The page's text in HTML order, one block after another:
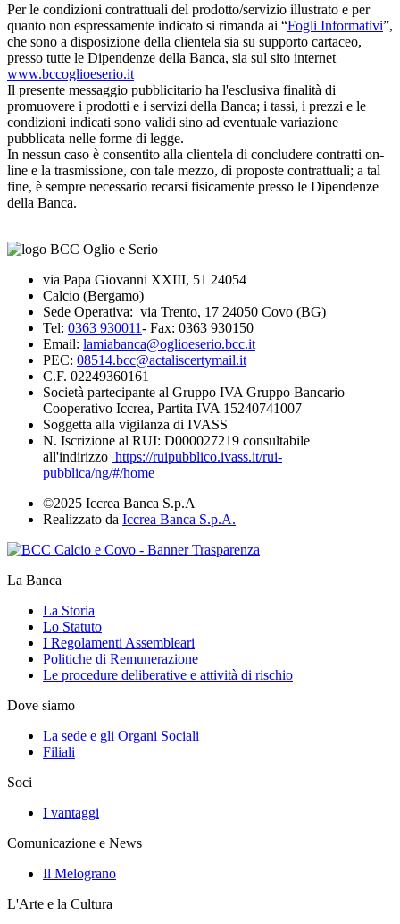
Per le condizioni contrattuali del prodotto/servizio illustrato e per
quanto non espressamente indicato si rimanda ai “Fogli Informativi”,
che sono a disposizione della clientela sia su supporto cartaceo,
presso tutte le Dipendenze della Banca, sia sul sito internet
www.bccoglioeserio.it
Il presente messaggio pubblicitario ha l'esclusiva finalità di
promuovere i prodotti e i servizi della Banca; i tassi, i prezzi e le
condizioni indicati sono validi sino ad eventuale variazione
pubblicata nelle forme di legge.
In nessun caso è consentito alla clientela di concludere contratti on-
line e la trasmissione, con tale mezzo, di proposte contrattuali; a tal
fine, è sempre necessario recarsi fisicamente presso le Dipendenze
della Banca.
via Papa Giovanni XXIII, 51 24054
Calcio (Bergamo)
Sede Operativa: via Trento, 17 24050 Covo (BG)
Tel: 0363 930011- Fax: 0363 930150
Email: lamiabanca@oglioeserio.bcc.it
PEC: 08514.bcc@actaliscertymail.it
C.F. 02249360161
Società partecipante al Gruppo IVA Gruppo Bancario
Cooperativo Iccrea, Partita IVA 15240741007
Soggetta alla vigilanza di IVASS
N. Iscrizione al RUI: D000027219 consultabile
all'indirizzo https://ruipubblico.ivass.it/rui-
pubblica/ng/#/home
©2025 Iccrea Banca S.p.A
Realizzato da Iccrea Banca S.p.A.
La Banca
La Storia
Lo Statuto
I Regolamenti Assembleari
Politiche di Remunerazione
Le procedure deliberative e attività di rischio
Dove siamo
La sede e gli Organi Sociali
Filiali
Soci
I vantaggi
Comunicazione e News
Il Melograno
L'Arte e la Cultura